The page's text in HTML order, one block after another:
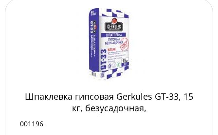
Шпаклевка гипсовая Gerkules GT-33, 15
кг, безусадочная,
001196